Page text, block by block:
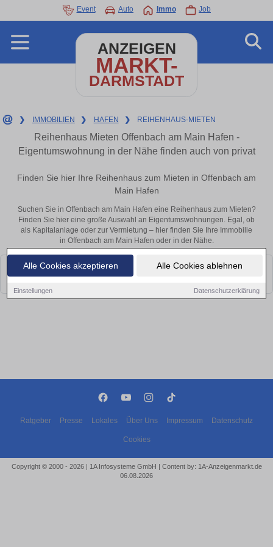
Alle Cookies akzeptieren Alle Cookies ablehnen
Einstellungen Datenschutzerklärung
Event Auto Immo Job
ANZEIGEN
MARKT-
DARMSTADT
❯ IMMOBILIEN ❯ HAFEN ❯ REIHENHAUS-MIETEN
Reihenhaus Mieten Offenbach am Main Hafen -
Eigentumswohnung in der Nähe finden auch von privat
Finden Sie hier Ihre Reihenhaus zum Mieten in Offenbach am
Main Hafen
Suchen Sie in Offenbach am Main Hafen eine Reihenhaus zum Mieten?
Finden Sie hier eine große Auswahl an Eigentumswohnungen. Egal, ob
als Kapitalanlage oder zur Vermietung – hier finden Sie Ihre Immobilie
in Offenbach am Main Hafen oder in der Nähe.
Leider konnten wir derzeit keine passenden Objekte finden. Schauen Sie
bald wieder vorbei!
Ratgeber Presse Lokales Über Uns Impressum Datenschutz
Cookies
Copyright © 2000 - 2026 | 1A Infosysteme GmbH | Content by: 1A-Anzeigenmarkt.de
06.08.2026